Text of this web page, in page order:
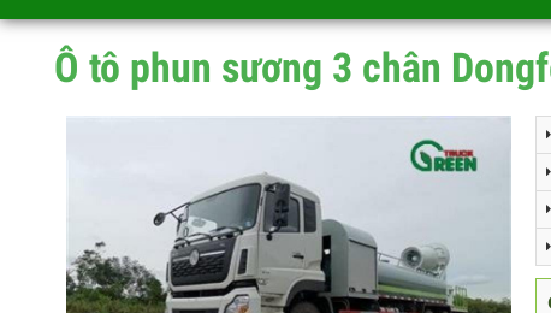
Ô tô phun sương 3 chân